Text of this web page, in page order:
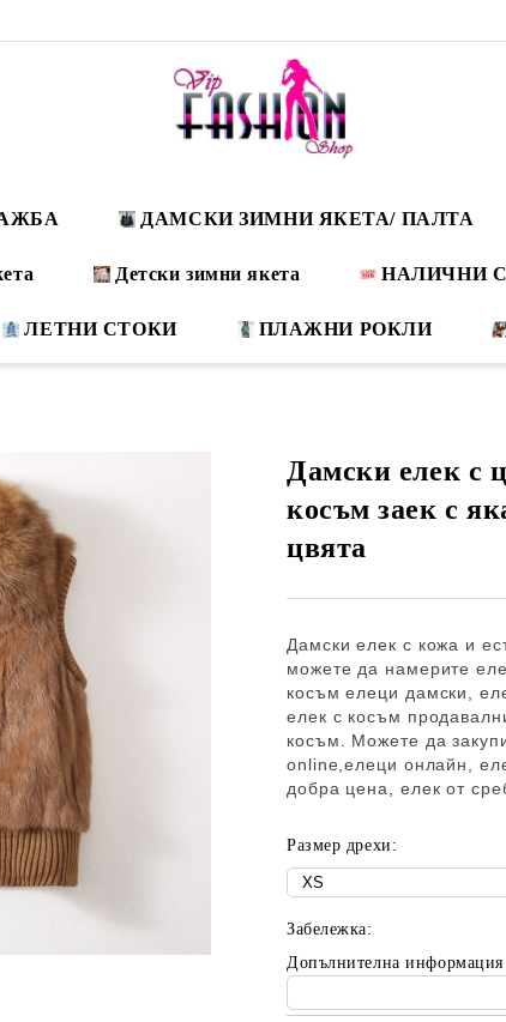
ДАМСКИ ЗИМНИ ЯКЕТА/ ПАЛТА
Детски зимни якета НАЛИЧНИ
ЛЕТНИ СТОКИ ПЛАЖНИ РОКЛИ
Дамски елек с
косъм заек с
цвята
Дамски елек с кожа и
можете да намерите
косъм елеци дамски,
елек с косъм
косъм. Можете да
online,елеци онлайн,
добра цена, елек от
Размер дрехи:
Забележка:
Допълнителна информация